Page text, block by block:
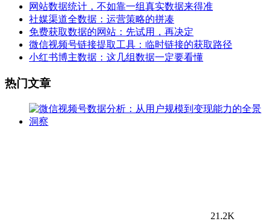
网站数据统计，不如靠一组真实数据来得准
社媒渠道全数据：运营策略的拼凑
免费获取数据的网站：先试用，再决定
微信视频号链接提取工具：临时链接的获取路径
小红书博主数据：这几组数据一定要看懂
热门文章
21.2K